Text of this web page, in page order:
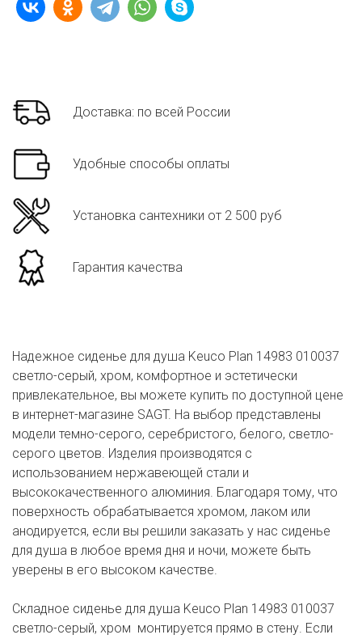
Доставка: по всей России
Удобные способы оплаты
Установка сантехники от 2 500 руб
Гарантия качества
Надежное сиденье для душа Keuco Plan 14983 010037
светло-серый, хром, комфортное и эстетически
привлекательное, вы можете купить по доступной цене
в интернет-магазине SAGT. На выбор представлены
модели темно-серого, серебристого, белого, светло-
серого цветов. Изделия производятся с
использованием нержавеющей стали и
высококачественного алюминия. Благодаря тому, что
поверхность обрабатывается хромом, лаком или
анодируется, если вы решили заказать у нас сиденье
для душа в любое время дня и ночи, можете быть
уверены в его высоком качестве.
Складное сиденье для душа Keuco Plan 14983 010037
светло-серый, хром монтируется прямо в стену. Если